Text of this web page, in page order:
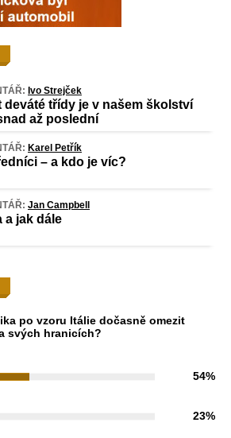
Ivo Strejček
deváté třídy je v našem školství
až poslední
Karel Petřík
– a kdo je víc?
Jan Campbell
a jak dále
po vzoru Itálie dočasně omezit
svých hranicích?
54%
23%